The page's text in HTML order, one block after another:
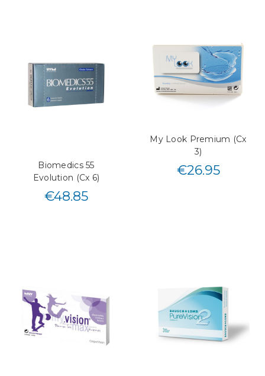
Biomedics 55
Evolution (Cx 6)
€48.85
My Look Premium (Cx
3)
€26.95